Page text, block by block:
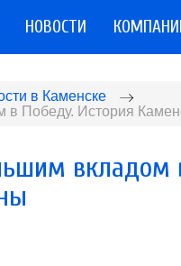
НОВОСТИ
в Каменске
Победу. История
вкладом